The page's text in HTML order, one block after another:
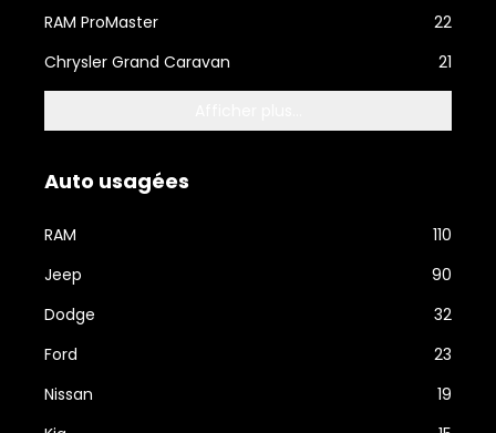
RAM ProMaster
22
Chrysler Grand Caravan
21
Auto usagées
RAM
110
Jeep
90
Dodge
32
Ford
23
Nissan
19